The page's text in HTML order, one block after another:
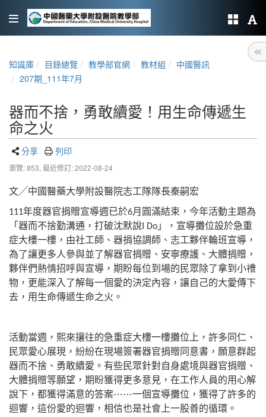
知識庫 目錄總覽 教學部官網 教材組
中國醫訊
207期_111年7月
器而不捨，勇敢續愛！用生命傳遞生
命之火
分享 列印
瀏覽: 853, 最近修訂: 2022-08-24
文╱中國醫藥大學附設醫院志工隊隊長秦嗣宏
111年度器官捐贈宣導週已於6月圓滿結束，今年活動主題為
「器而不捨勤溝通，打破沈默說 I Do 」，宣導攤位設於急重
症大樓一樓，由社工師、器捐協調師、志工夥伴輪班宣導，
為了讓更多人參與並了解器官捐贈、安寧療護、大體捐贈，
夥伴們熱情招呼與宣導，期盼每位到場的民眾除了拿到小禮
物，更能深入了解每一個愛的決定內容，讓自己的大愛傳下
去，用生命傳遞生命之火。
活動當週，熙來攘往的急重症大樓一樓攤位上，許多同仁、
民眾愛心展現，紛紛在現場簽署器官捐贈同意書，願意群起
器而不捨、勇敢續愛。有些民眾針對自身處境與器官捐贈、
大體捐贈等願望，期盼獲得更多意見，在工作人員的用心解
說下，都獲得滿意的答案⋯⋯一個宣導攤位，獲得了許多的
迴響，這份愛的迴響，相信也是社會上一股善的循環。